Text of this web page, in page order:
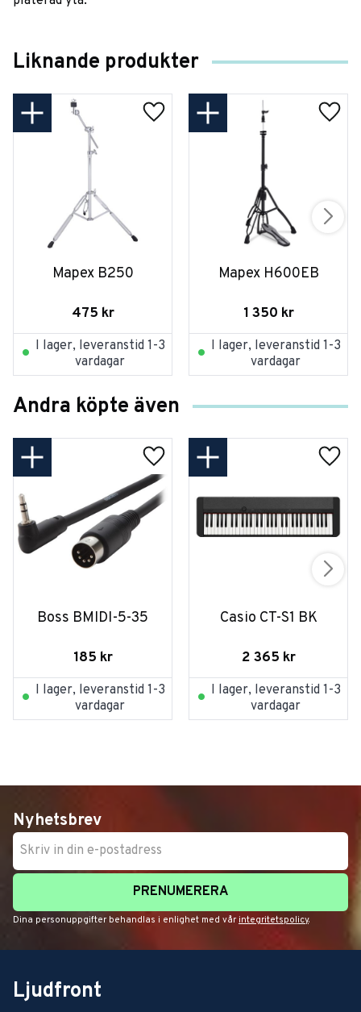
Liknande produkter
Mapex B250
475 kr
I lager, leveranstid 1-3
vardagar
Mapex H600EB
1 350 kr
I lager, leveranstid 1-3
vardagar
Andra köpte även
Boss BMIDI-5-35
185 kr
I lager, leveranstid 1-3
vardagar
Casio CT-S1 BK
2 365 kr
I lager, leveranstid 1-3
vardagar
Nyhetsbrev
PRENUMERERA
Dina personuppgifter behandlas i enlighet med vår integritetspolicy.
Ljudfront